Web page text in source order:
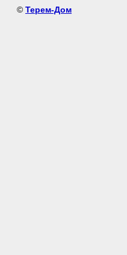
© Терем-Дом